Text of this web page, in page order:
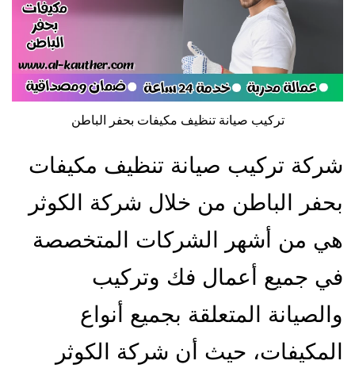
تركيب صيانة تنظيف مكيفات بحفر الباطن
شركة تركيب صيانة تنظيف مكيفات
بحفر الباطن من خلال شركة الكوثر
هي من أشهر الشركات المتخصصة
في جميع أعمال فك وتركيب
والصيانة المتعلقة بجميع أنواع
المكيفات، حيث أن شركة الكوثر